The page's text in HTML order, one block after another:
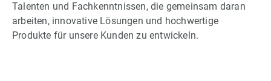
Talenten und Fachkenntnissen, die gemeinsam daran
arbeiten, innovative Lösungen und hochwertige
Produkte für unsere Kunden zu entwickeln.